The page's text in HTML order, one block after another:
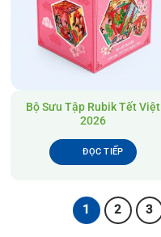
Bộ Sưu Tập Rubik Tết Việt
2026
ĐỌC TIẾP
1 2 3